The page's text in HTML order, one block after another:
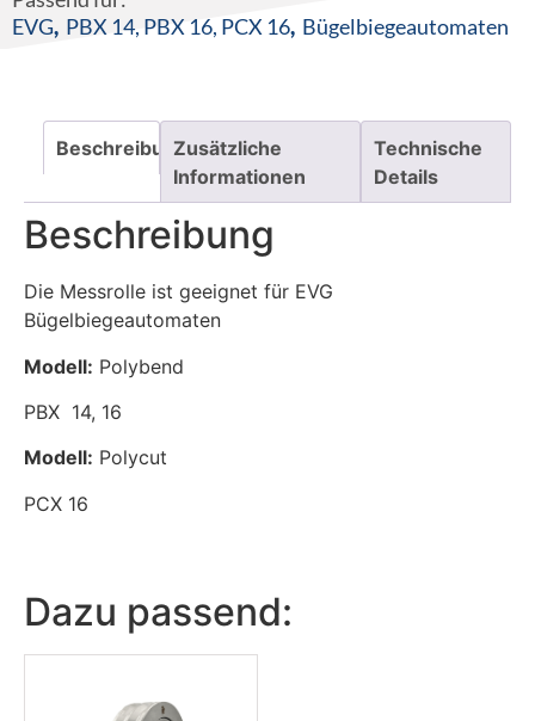
EVG, PBX 14, PBX 16, PCX 16, Bügelbiegeautomaten
BeschreibungZusätzliche
Informationen
Technische
Details
Beschreibung
Die Messrolle ist geeignet für EVG
Bügelbiegeautomaten
Modell: Polybend
PBX 14, 16
Modell: Polycut
PCX 16
Dazu passend: